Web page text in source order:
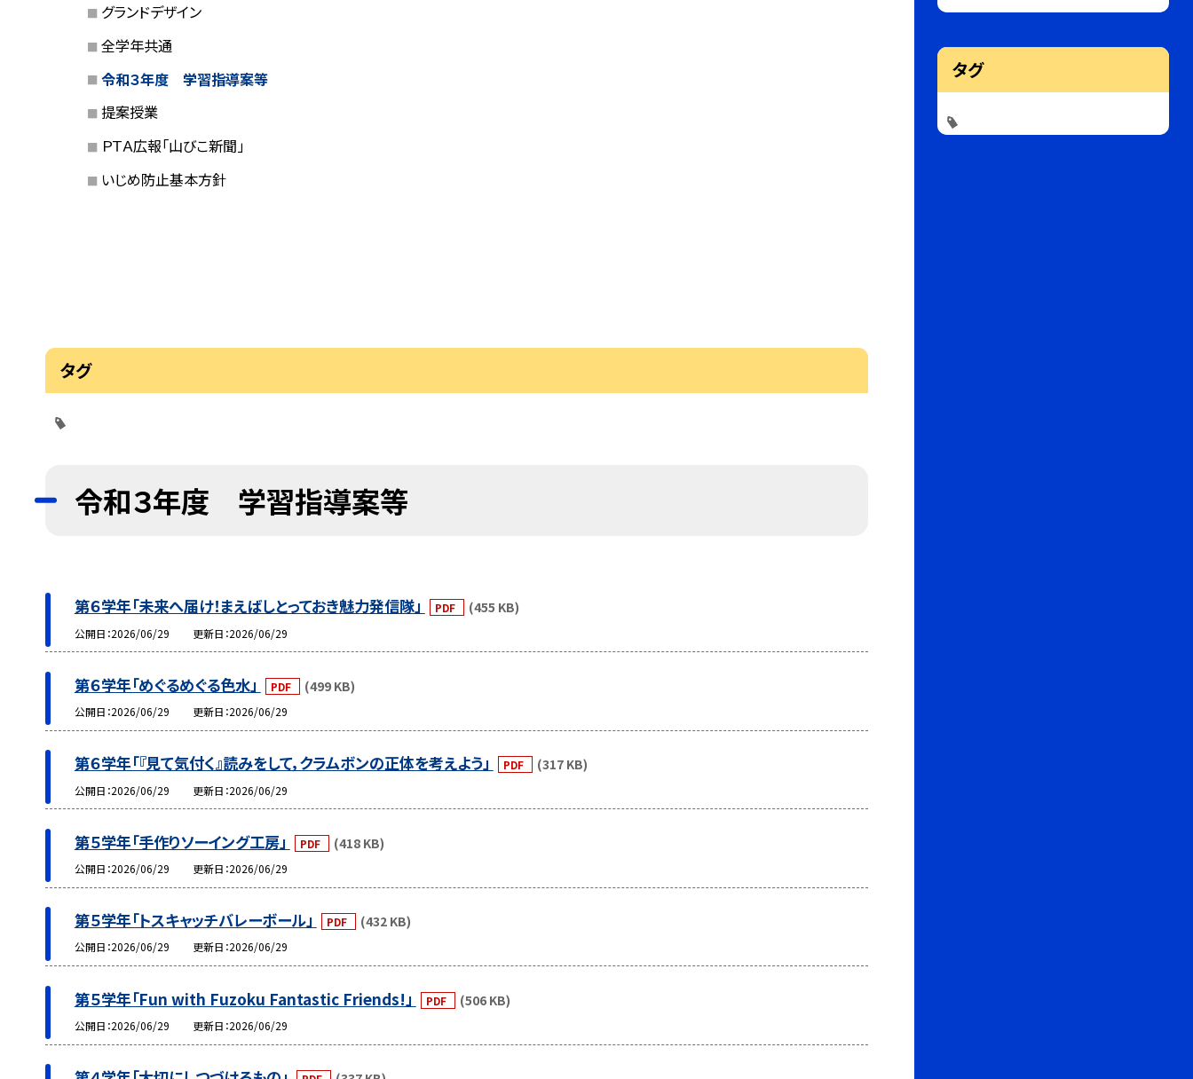
グランドデザイン
全学年共通
令和３年度 学習指導案等
提案授業
ＰＴＡ広報「山びこ新聞」
いじめ防止基本方針
タグ
令和３年度 学習指導案等
第６学年「未来へ届け！まえばしとっておき魅力発信隊」 PDF (455 KB)
公開日 2026/06/29 更新日 2026/06/29
第６学年「めぐるめぐる色水」 PDF (499 KB)
公開日 2026/06/29 更新日 2026/06/29
第６学年「『見て気付く』読みをして，クラムボンの正体を考えよう」 PDF (317 KB)
公開日 2026/06/29 更新日 2026/06/29
第５学年「手作りソーイング工房」 PDF (418 KB)
公開日 2026/06/29 更新日 2026/06/29
第５学年「トスキャッチバレーボール」 PDF (432 KB)
公開日 2026/06/29 更新日 2026/06/29
第５学年「Fun with Fuzoku Fantastic Friends!」 PDF (506 KB)
公開日 2026/06/29 更新日 2026/06/29
タグ